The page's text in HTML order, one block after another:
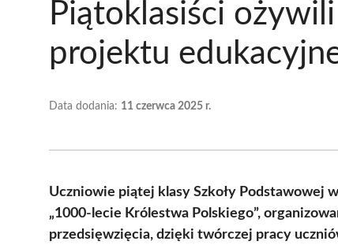
Piątoklasiści
projektu
Data dodania: 11 czerwca 2025 r.
Uczniowie piątej klasy Szkoły Podstawowej
„1000-lecie Królestwa Polskiego”,
przedsięwzięcia, dzięki twórczej pracy